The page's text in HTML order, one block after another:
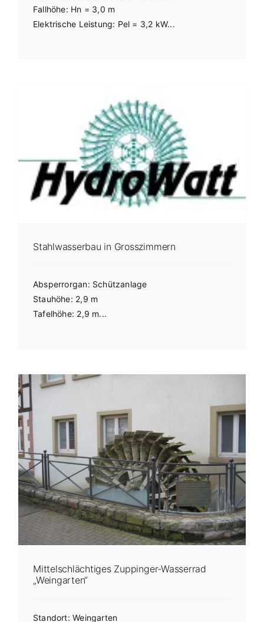
Fallhöhe: Hn = 3,0 m
Elektrische Leistung: Pel = 3,2 kW...
Stahlwasserbau in Grosszimmern
Absperrorgan: Schützanlage
Stauhöhe: 2,9 m
Tafelhöhe: 2,9 m...
Mittelschlächtiges Zuppinger-Wasserrad
„Weingarten“
Standort: Weingarten